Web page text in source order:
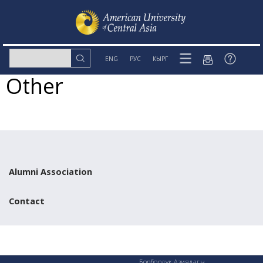
ENG РУС КЫРГ
Other
Alumni Association
Contact